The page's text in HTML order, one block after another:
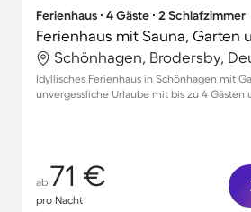
Ferienhaus ∙ 4 Gäste ∙ 2 Schlafzimmer
Ferienhaus mit Sauna, Garten
Schönhagen, Brodersby,
Idyllisches Ferienhaus in Schönhagen mit
unvergessliche Urlaube mit bis zu 4 Gästen
ab 71 €
pro Nacht